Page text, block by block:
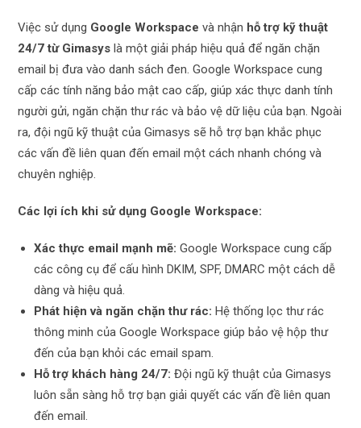
Việc sử dụng Google Workspace và nhận hỗ trợ kỹ thuật
24/7 từ Gimasys là một giải pháp hiệu quả để ngăn chặn
email bị đưa vào danh sách đen. Google Workspace cung
cấp các tính năng bảo mật cao cấp, giúp xác thực danh tính
người gửi, ngăn chặn thư rác và bảo vệ dữ liệu của bạn. Ngoài
ra, đội ngũ kỹ thuật của Gimasys sẽ hỗ trợ bạn khắc phục
các vấn đề liên quan đến email một cách nhanh chóng và
chuyên nghiệp.
Các lợi ích khi sử dụng Google Workspace:
Xác thực email mạnh mẽ: Google Workspace cung cấp
các công cụ để cấu hình DKIM, SPF, DMARC một cách dễ
dàng và hiệu quả.
Phát hiện và ngăn chặn thư rác: Hệ thống lọc thư rác
thông minh của Google Workspace giúp bảo vệ hộp thư
đến của bạn khỏi các email spam.
Hỗ trợ khách hàng 24/7: Đội ngũ kỹ thuật của Gimasys
luôn sẵn sàng hỗ trợ bạn giải quyết các vấn đề liên quan
đến email.